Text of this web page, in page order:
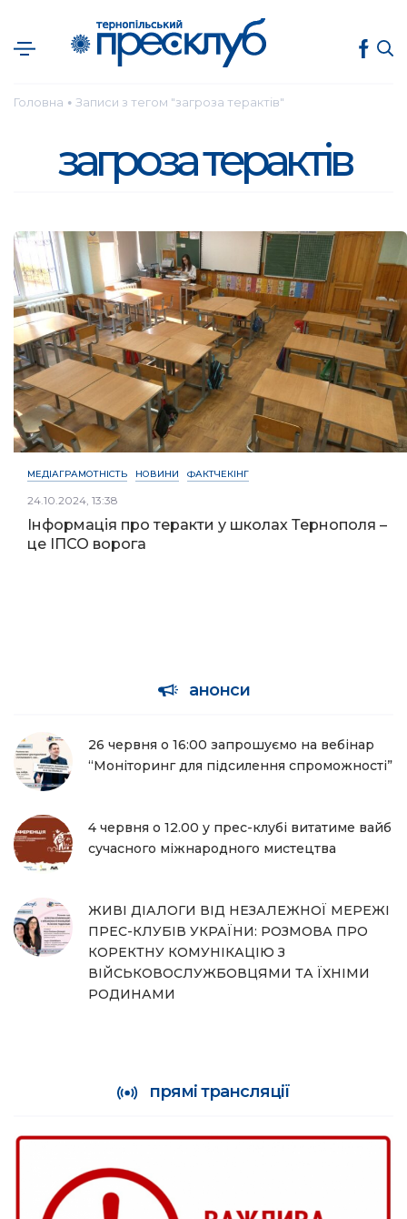
Головна ● Записи з тегом "загроза терактів"
загроза терактів
МЕДІАГРАМОТНІСТЬ НОВИНИ ФАКТЧЕКІНГ
24.10.2024, 13:38
Інформація про теракти у школах Тернополя –
це ІПСО ворога
анонси
26 червня о 16:00 запрошуємо на вебінар
“Моніторинг для підсилення спроможності”
4 червня о 12.00 у прес-клубі витатиме вайб
сучасного міжнародного мистецтва
ЖИВІ ДІАЛОГИ ВІД НЕЗАЛЕЖНОЇ МЕРЕЖІ
ПРЕС-КЛУБІВ УКРАЇНИ: РОЗМОВА ПРО
КОРЕКТНУ КОМУНІКАЦІЮ З
ВІЙСЬКОВОСЛУЖБОВЦЯМИ ТА ЇХНІМИ
РОДИНАМИ
прямі трансляції